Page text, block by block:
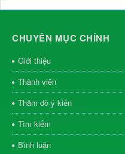
CHUYÊN MỤC CHÍNH
Giới thiệu
Thành viên
Thăm dò ý kiến
Tìm kiếm
Bình luận